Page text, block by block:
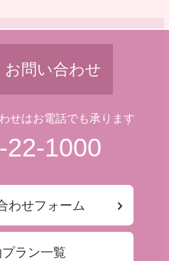
お問い合わせ
せはお電話でも承ります
22-1000
わせフォーム
ラン一覧